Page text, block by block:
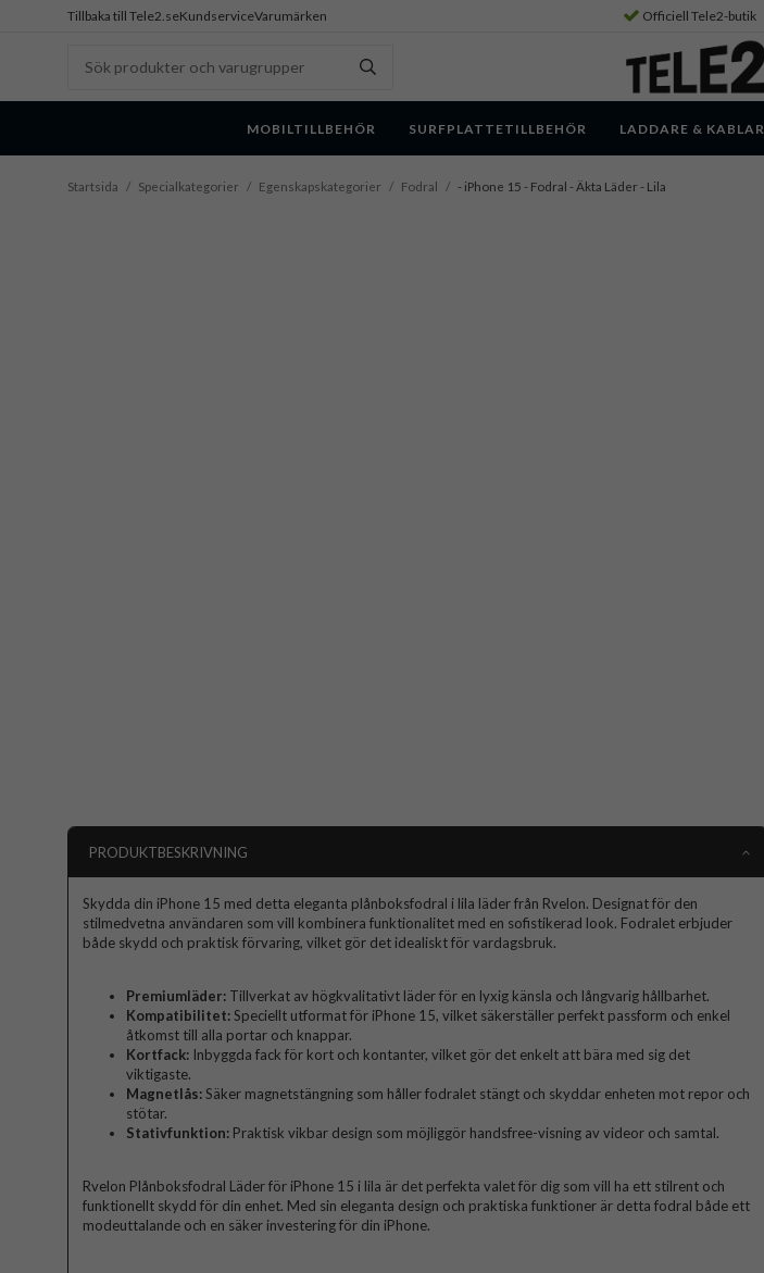
Tillbaka till Tele2.seKundserviceVarumärken Officiell Tele2-butik
MOBILTILLBEHÖR SURFPLATTETILLBEHÖR LADDARE & KABLAR
Startsida / Specialkategorier / Egenskapskategorier / Fodral / - iPhone 15 - Fodral - Äkta Läder - Lila
PRODUKTBESKRIVNING
Skydda din iPhone 15 med detta eleganta plånboksfodral i lila läder från Rvelon. Designat för den
stilmedvetna användaren som vill kombinera funktionalitet med en sofistikerad look. Fodralet erbjuder
både skydd och praktisk förvaring, vilket gör det idealiskt för vardagsbruk.
Premiumläder: Tillverkat av högkvalitativt läder för en lyxig känsla och långvarig hållbarhet.
Kompatibilitet:Speciellt utformat för iPhone 15, vilket säkerställer perfekt passform och enkel
åtkomst till alla portar och knappar.
Kortfack: Inbyggda fack för kort och kontanter, vilket gör det enkelt att bära med sig det
viktigaste.
Magnetlås:Säker magnetstängning som håller fodralet stängt och skyddar enheten mot repor och
stötar.
Stativfunktion: Praktisk vikbar design som möjliggör handsfree-visning av videor och samtal.
Rvelon Plånboksfodral Läder för iPhone 15 i lila är det perfekta valet för dig som vill ha ett stilrent och
funktionellt skydd för din enhet. Med sin eleganta design och praktiska funktioner är detta fodral både ett
modeuttalande och en säker investering för din iPhone.